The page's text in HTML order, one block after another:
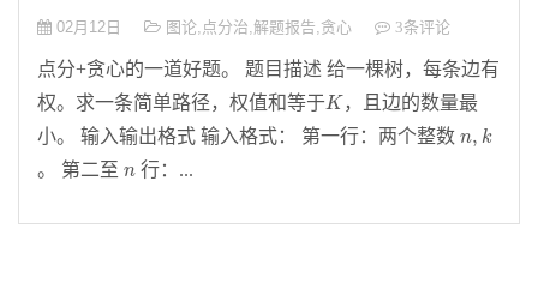
02月12日 图论, 点分治,解题报告,贪心 3条评论
点分+贪心的一道好题。 题目描述 给一棵树，每条边有
权。求一条简单路径，权值和等于K
K，且边的数量最
小。 输入输出格式 输入格式： 第一行：两个整数 n, k
n
。 第二至 n
n 行：...